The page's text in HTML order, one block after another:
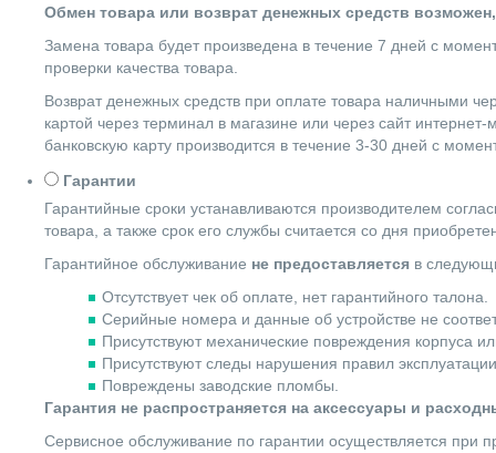
Обмен товара или возврат денежных средств
Замена товара будет произведена в течение 7 дней с
проверки качества товара.
Возврат денежных средств при оплате товара наличными
картой через терминал в магазине или через сайт
банковскую карту производится в течение 3-30 дней с
Гарантии
Гарантийные сроки устанавливаются производителем
товара, а также срок его службы считается со дня
Гарантийное обслуживание не предоставляется в
Отсутствует чек об оплате, нет гарантийного талона.
Серийные номера и данные об устройстве не
Присутствуют механические повреждения корпуса
Присутствуют следы нарушения правил
Повреждены заводские пломбы.
Гарантия не распространяется на аксессуары и
Сервисное обслуживание по гарантии осуществляется при